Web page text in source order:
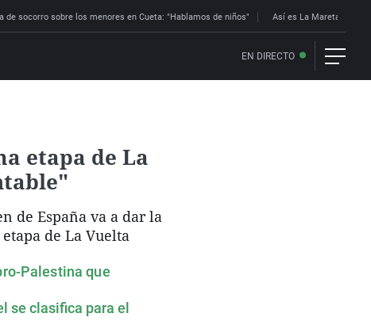
de socorro sobre los menores en Cueta: "Hablamos de niños" Así es La Mareta: la
EN DIRECTO
etapa de La
de España va a dar la
de La Vuelta
Palestina que
se clasifica para el